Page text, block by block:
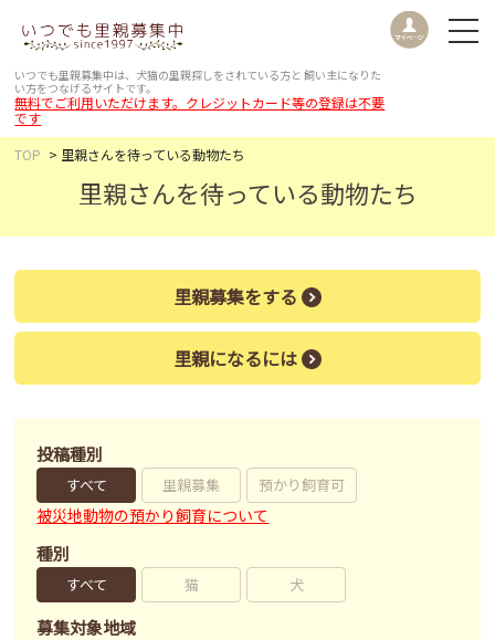
いつでも里親募集中は、犬猫の里親探しをされている方と 飼い主になりた
い方をつなげるサイトです。
無料でご利用いただけます。クレジットカード等の登録は不要
です
TOP
里親さんを待っている動物たち
里親さんを待っている動物たち
里親募集をする
里親になるには
投稿種別
すべて 里親募集 預かり飼育可
被災地動物の預かり飼育について
種別
すべて 猫 犬
募集対象地域